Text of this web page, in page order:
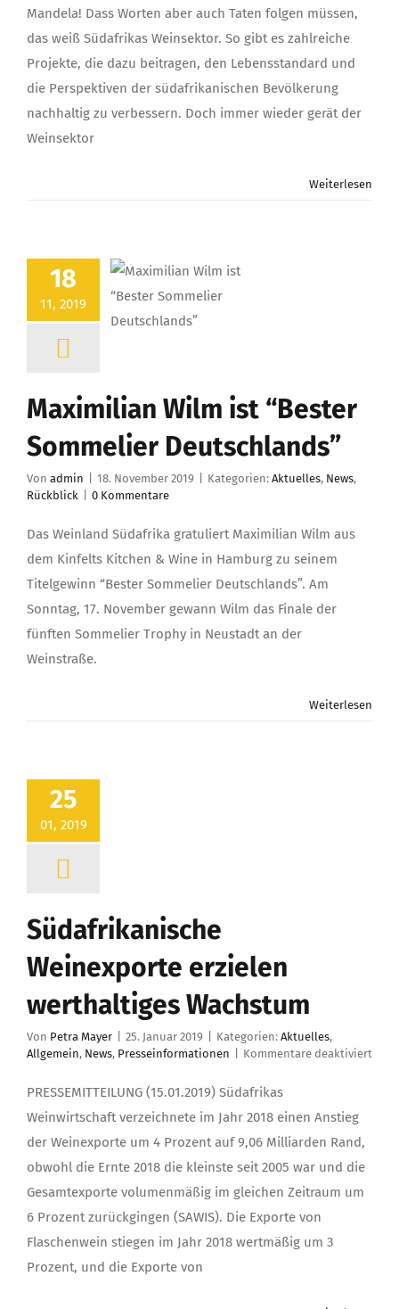
darüber:
Mandela! Dass Worten aber auch Taten folgen müssen,
das weiß Südafrikas Weinsektor. So gibt es zahlreiche
Projekte, die dazu beitragen, den Lebensstandard und
die Perspektiven der südafrikanischen Bevölkerung
nachhaltig zu verbessern. Doch immer wieder gerät der
Weinsektor
Weiterlesen
18
11, 2019
Maximilian Wilm ist “Bester
Sommelier Deutschlands”
Von admin 18. November 2019 Kategorien: Aktuelles, News,
Rückblick
0 Kommentare
Das Weinland Südafrika gratuliert Maximilian Wilm aus
dem Kinfelts Kitchen & Wine in Hamburg zu seinem
Titelgewinn “Bester Sommelier Deutschlands”. Am
Sonntag, 17. November gewann Wilm das Finale der
fünften Sommelier Trophy in Neustadt an der
Weinstraße.
Weiterlesen
25
01, 2019
Südafrikanische
Weinexporte erzielen
werthaltiges Wachstum
Von Petra Mayer 25. Januar 2019 Kategorien: Aktuelles,
Allgemein, News, Presseinformationen Kommentare deaktiviert
PRESSEMITTEILUNG (15.01.2019) Südafrikas
Weinwirtschaft verzeichnete im Jahr 2018 einen Anstieg
der Weinexporte um 4 Prozent auf 9,06 Milliarden Rand,
obwohl die Ernte 2018 die kleinste seit 2005 war und die
Gesamtexporte volumenmäßig im gleichen Zeitraum um
6 Prozent zurückgingen (SAWIS). Die Exporte von
Flaschenwein stiegen im Jahr 2018 wertmäßig um 3
Prozent, und die Exporte von